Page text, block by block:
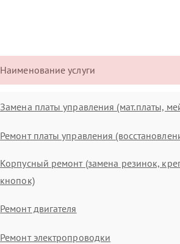
Наименование услуги
Замена платы управления (мат.платы,
Ремонт платы управления
Корпусный ремонт (замена резинок,
кнопок)
Ремонт двигателя
Ремонт электропроводки